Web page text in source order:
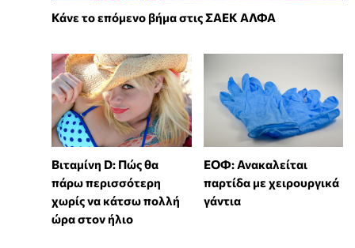
Κάνε το επόμενο βήμα στις ΣΑΕΚ ΑΛΦΑ
Βιταμίνη D: Πώς θα
πάρω περισσότερη
χωρίς να κάτσω πολλή
ώρα στον ήλιο
ΕΟΦ: Ανακαλείται
παρτίδα με χειρουργικά
γάντια